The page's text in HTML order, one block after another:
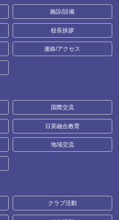
施設/設備
校長挨拶
連絡/アクセス
国際交流
日英融合教育
地域交流
クラブ活動